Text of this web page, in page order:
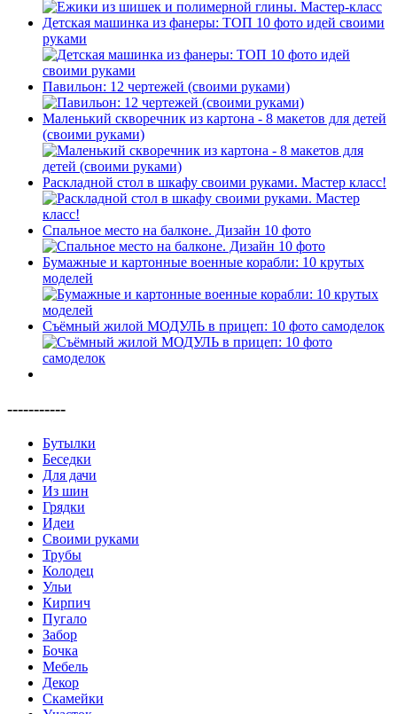
Детская машинка из фанеры: ТОП 10 фото идей своими
руками
Павильон: 12 чертежей (своими руками)
Маленький скворечник из картона - 8 макетов для детей
(своими руками)
Раскладной стол в шкафу своими руками. Мастер класс!
Спальное место на балконе. Дизайн 10 фото
Бумажные и картонные военные корабли: 10 крутых
моделей
Съёмный жилой МОДУЛЬ в прицеп: 10 фото самоделок
-----------
Бутылки
Беседки
Для дачи
Из шин
Грядки
Идеи
Своими руками
Трубы
Колодец
Ульи
Кирпич
Пугало
Забор
Бочка
Мебель
Декор
Скамейки